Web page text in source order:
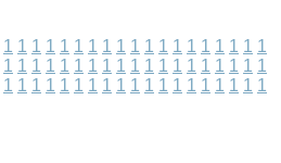
1 1 1 1 1 1 1 1 1 1 1 1 1 1 1 1 1 1 1
1 1 1 1 1 1 1 1 1 1 1 1 1 1 1 1 1 1 1
1 1 1 1 1 1 1 1 1 1 1 1 1 1 1 1 1 1 1